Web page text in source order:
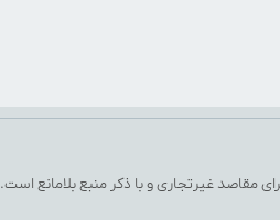
مقاصد غیرتجاری و با ذکر منبع بلامانع است.